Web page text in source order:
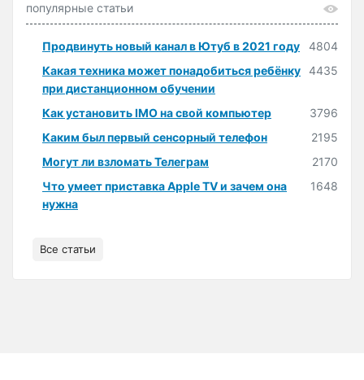
популярные статьи
Продвинуть новый канал в Ютуб в 2021 году
4804
Какая техника может понадобиться ребёнку
при дистанционном обучении
4435
Как установить IMO на свой компьютер
3796
Каким был первый сенсорный телефон
2195
Могут ли взломать Телеграм
2170
Что умеет приставка Apple TV и зачем она
нужна
1648
Все статьи